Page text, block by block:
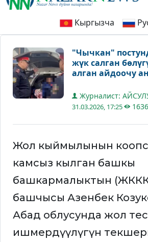
Кыргызча
"Чычкан"
жүк салган
алган айдоочу
Журналист:
31.03.2026, 17:25
Жол кыймылынын
камсыз кылган башкы
башкармалыктын
башчысы Азенбек
Абад облусунда жол
ишмердүүлүгүн